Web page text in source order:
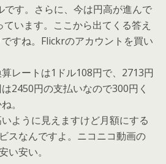
です。さらに、今は円高が進んで
います。ここから出てくる答え
すね。Flickrのアカウントを買い
レートは1ドル108円で、2713円
2450円の支払いなので300円く
。
ように見えますけど月額にする
スなんですよ。ニコニコ動画の
い安い。